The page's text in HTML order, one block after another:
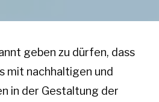
geben zu dürfen, dass
mit nachhaltigen und
in der Gestaltung der